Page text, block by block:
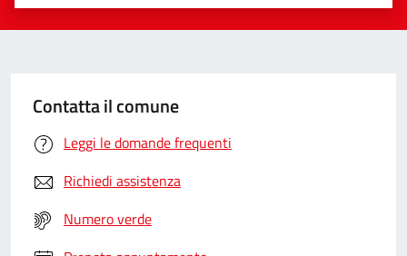
Contatta il comune
Leggi le domande frequenti
Richiedi assistenza
Numero verde